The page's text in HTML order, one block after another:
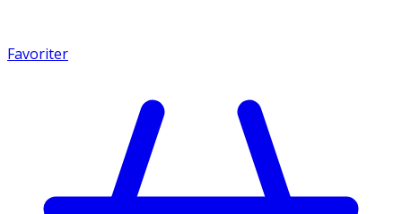
Favoriter